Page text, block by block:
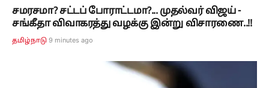
சமரசமா? சட்டப் போராட்டமா?... முதல்வர் விஜய் -
சங்கீதா விவாகரத்து வழக்கு இன்று விசாரணை..!!
தமிழ்நாடு 9 minutes ago